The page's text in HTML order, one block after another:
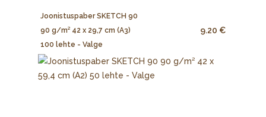
Joonistuspaber SKETCH 90
90 g/m² 42 x 29,7 cm (A3)
100 lehte - Valge
9.20 €